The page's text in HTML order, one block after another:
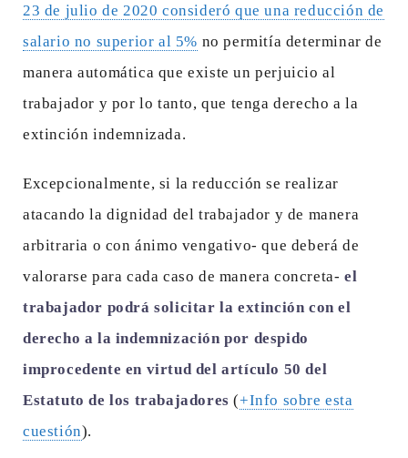
23 de julio de 2020 consideró que una reducción de
salario no superior al 5% no permitía determinar de
manera automática que existe un perjuicio al
trabajador y por lo tanto, que tenga derecho a la
extinción indemnizada.
Excepcionalmente, si la reducción se realizar
atacando la dignidad del trabajador y de manera
arbitraria o con ánimo vengativo- que deberá de
valorarse para cada caso de manera concreta-el
trabajador podrá solicitar la extinción con el
derecho a la indemnización por despido
improcedente en virtud del artículo 50 del
Estatuto de los trabajadores (+Info sobre esta
cuestión).